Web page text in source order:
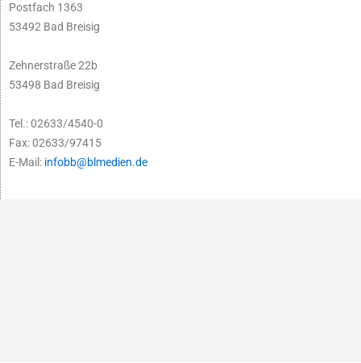
Postfach 1363
53492 Bad Breisig
Zehnerstraße 22b
53498 Bad Breisig
Tel.: 02633/4540-0
Fax: 02633/97415
E-Mail: infobb@blmedien.de